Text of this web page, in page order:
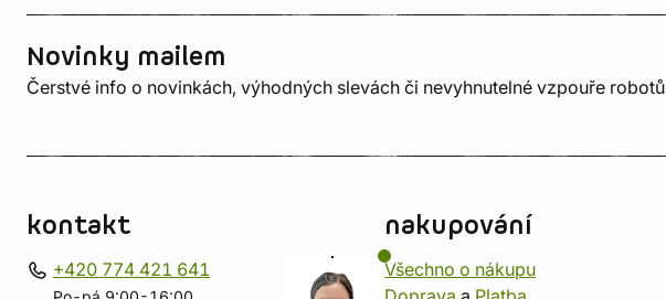
Novinky mailem
Čerstvé info o novinkách, výhodných slevách či nevyhnutelné vzpouře robotů
kontakt
+420 774 421 641
nakupování
Všechno o nákupu